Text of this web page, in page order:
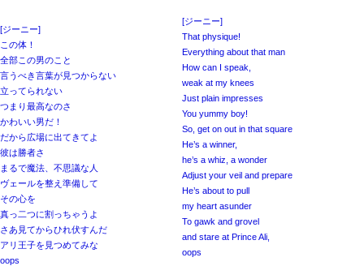
[ジーニー]
この体！
全部この男のこと
言うべき言葉が見つからない
立ってられない
つまり最高なのさ
かわいい男だ！
だから広場に出てきてよ
彼は勝者さ
まるで魔法、不思議な人
ヴェールを整え準備して
その心を
真っ二つに割っちゃうよ
さあ見てからひれ伏すんだ
アリ王子を見つめてみな
oops
[ジーニー]
That physique!
Everything about that man
How can I speak,
weak at my knees
Just plain impresses
You yummy boy!
So, get on out in that square
He’s a winner,
he’s a whiz, a wonder
Adjust your veil and prepare
He’s about to pull
my heart asunder
To gawk and grovel
and stare at Prince Ali,
oops